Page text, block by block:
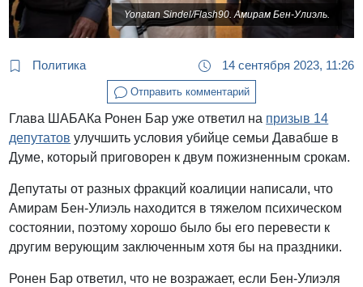
Yonatan Sindel/Flash90. Амирам Бен-Улиэль.
Политика 14 сентября 2023, 11:26
Отправить комментарий
Глава ШАБАКа Ронен Бар уже ответил на призыв 14
депутатов улучшить условия убийце семьи Давабше в
Думе, который приговорен к двум пожизненным срокам.
Депутаты от разных фракций коалиции написали, что
Амирам Бен-Улиэль находится в тяжелом психическом
состоянии, поэтому хорошо было бы его перевести к
другим верующим заключенным хотя бы на праздники.
Ронен Бар ответил, что не возражает, если Бен-Улиэля